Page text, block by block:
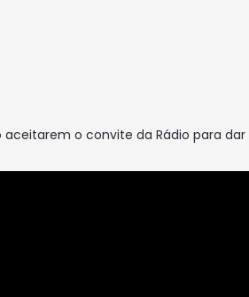
aceitarem o convite da Rádio para dar